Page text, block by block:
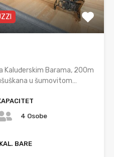
Kaluđerskim Barama, 200m
u šumovitom…
4 Osobe
BARE